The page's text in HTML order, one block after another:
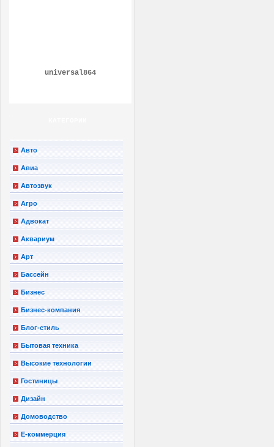
universal864
Авто
Авиа
Автозвук
Агро
Адвокат
Аквариум
Арт
Бассейн
Бизнес
Бизнес-компания
Блог-стиль
Бытовая техника
Высокие технологии
Гостиницы
Дизайн
Домоводство
Е-коммерция